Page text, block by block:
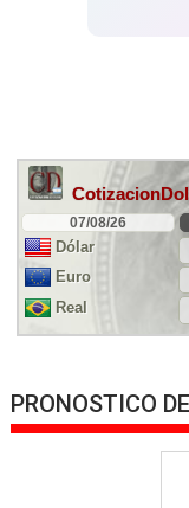
PRONOSTICO